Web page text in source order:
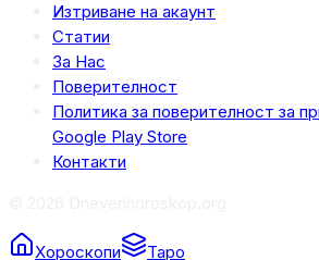
Изтриване на акаунт
Статии
За Нас
Поверителност
Политика за поверителност за
Google Play Store
Контакти
Хороскопи Таро